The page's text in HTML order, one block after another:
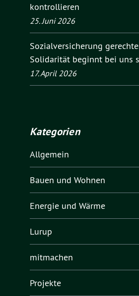
kontrollieren
25. Juni 2026
Sozialversicherung
Solidarität beginnt bei uns
17. April 2026
Kategorien
Allgemein
Bauen und Wohnen
Energie und Wärme
Lurup
mitmachen
Projekte